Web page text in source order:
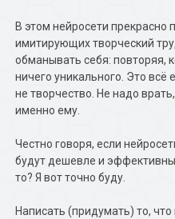
В этом нейросети
имитирующих творческий
обманывать себя: повторяя,
ничего уникального. Это
не творчество. Не надо
именно ему.
Честно говоря, если
будут дешевле и
то? Я вот точно буду.
Написать (придумать) то,